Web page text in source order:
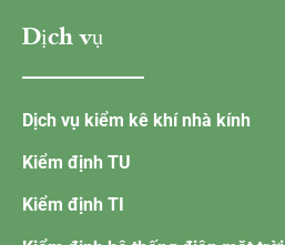
Dịch vụ
Dịch vụ kiểm kê khí nhà kính
Kiểm định TU
Kiểm định TI